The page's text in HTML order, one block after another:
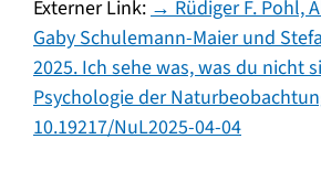
Externer Link: → Rüdiger F. Pohl,
Gaby Schulemann-Maier und
2025. Ich sehe was, was du nicht
Psychologie der
10.19217/NuL2025-04-04